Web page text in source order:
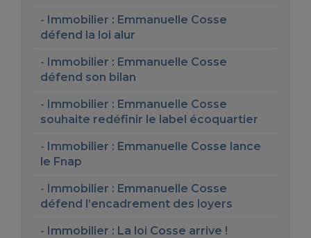
Immobilier : Emmanuelle Cosse
défend la loi alur
Immobilier : Emmanuelle Cosse
défend son bilan
Immobilier : Emmanuelle Cosse
souhaite redéfinir le label écoquartier
Immobilier : Emmanuelle Cosse lance
le Fnap
Immobilier : Emmanuelle Cosse
défend l’encadrement des loyers
Immobilier : La loi Cosse arrive !